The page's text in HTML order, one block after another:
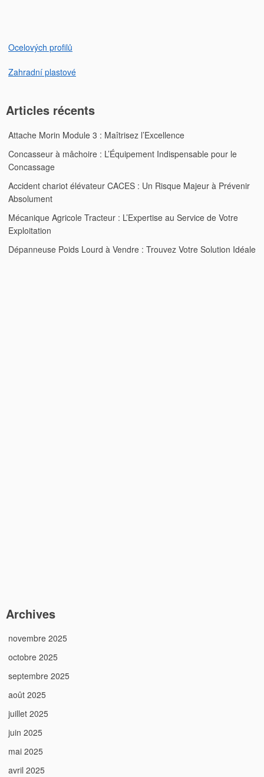
Ocelových profilů
Zahradní plastové
Articles récents
Attache Morin Module 3 : Maîtrisez l’Excellence
Concasseur à mâchoire : L’Équipement Indispensable pour le
Concassage
Accident chariot élévateur CACES : Un Risque Majeur à Prévenir
Absolument
Mécanique Agricole Tracteur : L’Expertise au Service de Votre
Exploitation
Dépanneuse Poids Lourd à Vendre : Trouvez Votre Solution Idéale
Archives
novembre 2025
octobre 2025
septembre 2025
août 2025
juillet 2025
juin 2025
mai 2025
avril 2025